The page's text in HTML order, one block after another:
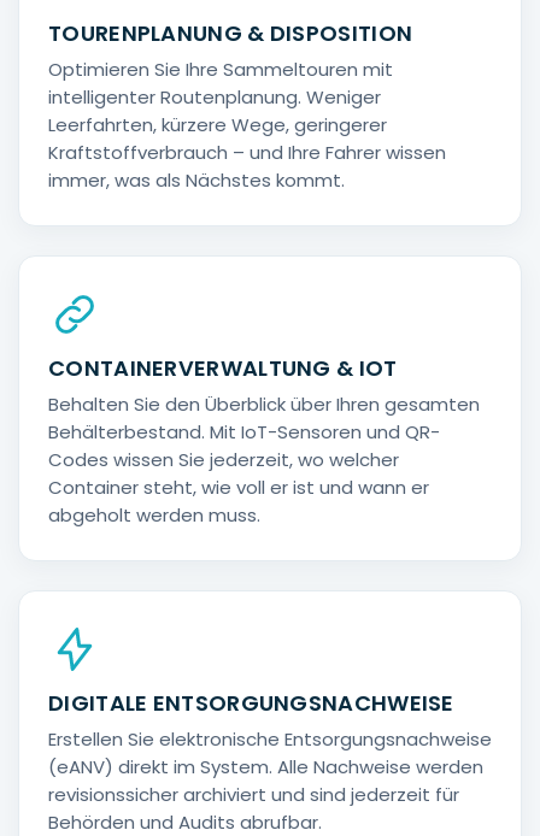
TOURENPLANUNG & DISPOSITION
Optimieren Sie Ihre Sammeltouren mit
intelligenter Routenplanung. Weniger
Leerfahrten, kürzere Wege, geringerer
Kraftstoffverbrauch – und Ihre Fahrer wissen
immer, was als Nächstes kommt.
CONTAINERVERWALTUNG & IOT
Behalten Sie den Überblick über Ihren gesamten
Behälterbestand. Mit IoT-Sensoren und QR-
Codes wissen Sie jederzeit, wo welcher
Container steht, wie voll er ist und wann er
abgeholt werden muss.
DIGITALE ENTSORGUNGSNACHWEISE
Erstellen Sie elektronische Entsorgungsnachweise
(eANV) direkt im System. Alle Nachweise werden
revisionssicher archiviert und sind jederzeit für
Behörden und Audits abrufbar.